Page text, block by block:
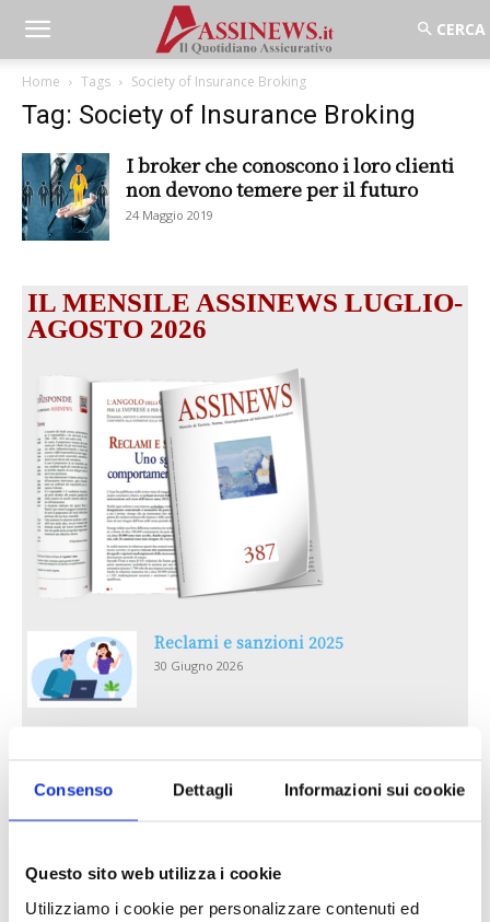
Consenso Dettagli Informazioni sui cookie
Questo sito web utilizza i cookie
Utilizziamo i cookie per personalizzare contenuti ed
Home Tags Society of Insurance Broking
Tag: Society of Insurance Broking
I broker che conoscono i loro clienti
non devono temere per il futuro
24 Maggio 2019
IL MENSILE ASSINEWS LUGLIO-
AGOSTO 2026
Reclami e sanzioni 2025
30 Giugno 2026
30 Giugno 2026
30 Giugno 2026